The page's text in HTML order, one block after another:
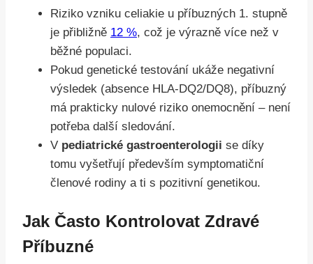
Riziko vzniku celiakie u příbuzných 1. stupně
je přibližně 12 %, což je výrazně více než v
běžné populaci.
Pokud genetické testování ukáže negativní
výsledek (absence HLA-DQ2/DQ8), příbuzný
má prakticky nulové riziko onemocnění – není
potřeba další sledování.
V pediatrické gastroenterologii se díky
tomu vyšetřují především symptomatiční
členové rodiny a ti s pozitivní genetikou.
Jak Často Kontrolovat Zdravé
Příbuzné